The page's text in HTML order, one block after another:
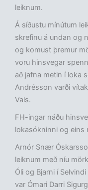
leiknum.
Á síðustu mínútum
skrefinu á undan og
og komust þremur
voru hinsvegar
að jafna metin í loka
Andrésson varði
Vals.
FH-ingar náðu
lokasókninni og eins
Arnór Snær
leiknum með níu
Óli og Bjarni í
var Ómari Darri